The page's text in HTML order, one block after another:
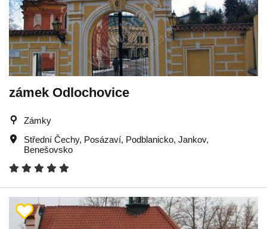
zámek Odlochovice
Zámky
Střední Čechy, Posázaví, Podblanicko, Jankov,
Benešovsko